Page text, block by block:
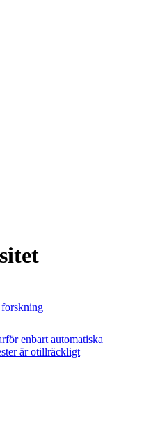
enbart automatiska
är otillräckligt